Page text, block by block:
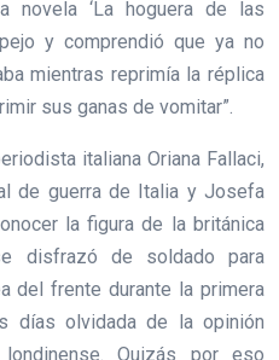
novela ‘La hoguera de las
y comprendió que ya no
mientras reprimía la réplica
sus ganas de vomitar”.
italiana Oriana Fallaci,
de guerra de Italia y Josefa
la figura de la británica
disfrazó de soldado para
del frente durante la primera
días olvidada de la opinión
Quizás por eso